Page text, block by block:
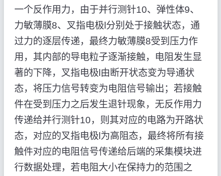
一个反作用力，由于并行测针10、弹性体9、
力敏薄膜8、叉指电极l分别处于接触状态，通
过力的逐层传递，最终力敏薄膜8受到压力作
用，其内部的导电粒子逐渐接触，电阻发生显
著的下降，叉指电极l由断开状态变为导通状
态，将压力信号转变为电阻信号输出；若接触
件在受到压力之后发生退针现象，无反作用力
传递给并行测针10，则其对应的电路为开路状
态，对应的叉指电极l为高阻态，最终将所有接
触件对应的电阻信号传递给后端的采集模块进
行数据处理，若电阻大小在保持力的范围之